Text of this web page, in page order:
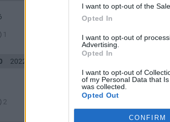
I want to opt-out of the
Opted In
I want to opt-out of
Advertising.
Opted In
I want to opt-out of
of my Personal Data that
was collected.
Opted Out
CONFIRM
1
2022. 12. 13. 11:00
2